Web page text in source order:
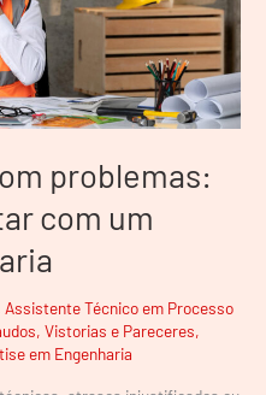
problemas:
com um
Assistente Técnico em Processo
Vistorias e Pareceres,
em Engenharia